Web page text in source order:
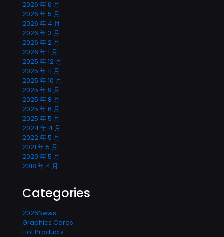
2026 年 6 月
2026 年 5 月
2026 年 4 月
2026 年 3 月
2026 年 2 月
2026 年 1 月
2025 年 12 月
2025 年 11 月
2025 年 10 月
2025 年 9 月
2025 年 8 月
2025 年 6 月
2025 年 5 月
2024 年 4 月
2022 年 5 月
2021 年 5 月
2020 年 5 月
2018 年 4 月
Categories
2026News
Graphics Cards
Hot Products